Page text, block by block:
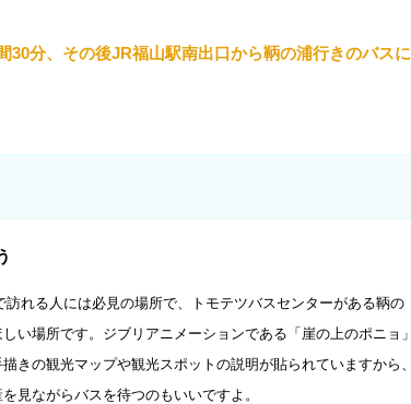
30分、その後JR福山駅南出口から鞆の浦行きのバスに
れる人には必見の場所で、トモテツバスセンターがある鞆の
い場所です。ジブリアニメーションである「崖の上のポニョ」
きの観光マップや観光スポットの説明が貼られていますから、
見ながらバスを待つのもいいですよ。